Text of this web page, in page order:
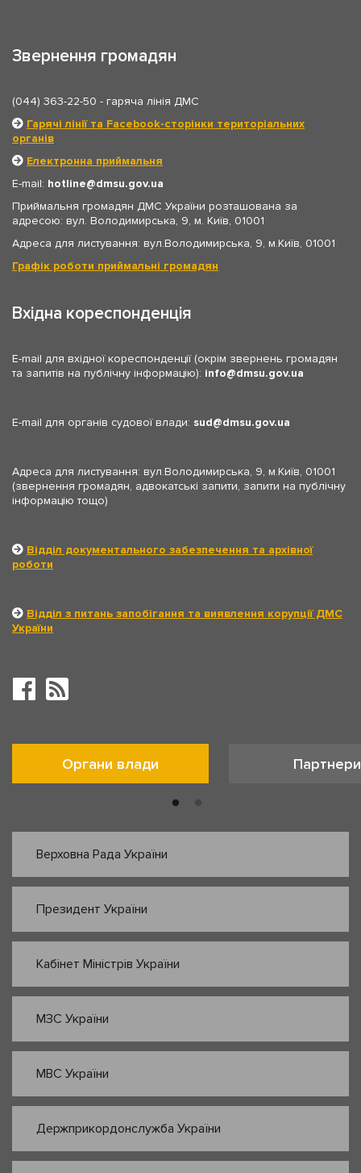
Звернення громадян
(044) 363-22-50 - гаряча лінія ДМС
Гарячі лінії та Facebook-сторінки територіальних
органів
Електронна приймальня
E-mail: hotline
dmsu.gov.ua
Приймальня громадян ДМС України розташована за
адресою: вул. Володимирська, 9, м. Київ, 01001
Адреса для листування: вул.Володимирська, 9, м.Київ, 01001
Графік роботи приймальні громадян
Вхідна кореспонденція
E-mail для вхідної кореспонденції (окрім звернень громадян
та запитів на публічну інформацію): info dmsu.gov.ua
E-mail для органів судової влади: sud dmsu.gov.ua
Адреса для листування: вул.Володимирська, 9, м.Київ, 01001
(звернення громадян, адвокатські запити, запити на публічну
інформацію тощо)
Відділ документального забезпечення та архівної
роботи
Відділ з питань запобігання та виявлення корупції ДМС
України
Органи влади Партнери
Верховна Рада України
Президент України
Кабінет Міністрів України
МЗС України
МВС України
Держприкордонслужба України